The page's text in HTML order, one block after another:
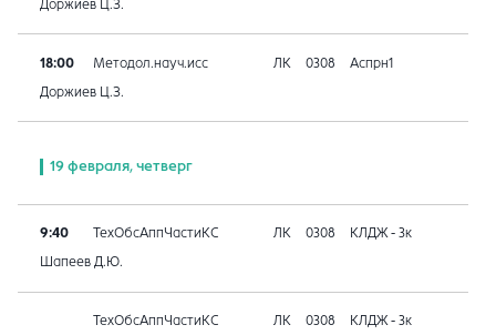
Доржиев Ц.З.
18:00 Методол.науч.исс ЛК 0308 Аспрн1
Доржиев Ц.З.
19 февраля, четверг
9:40 ТехОбсАппЧастиКС ЛК 0308 КЛДЖ - 3к
Шапеев Д.Ю.
ТехОбсАппЧастиКС ЛК 0308 КЛДЖ - 3к